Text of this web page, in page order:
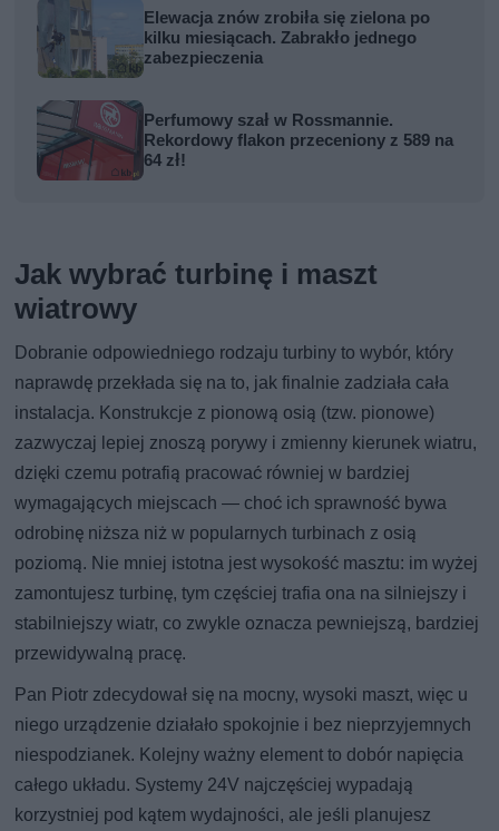
Elewacja znów zrobiła się zielona po
kilku miesiącach. Zabrakło jednego
zabezpieczenia
Perfumowy szał w Rossmannie.
Rekordowy flakon przeceniony z 589 na
64 zł!
Jak wybrać turbinę i maszt
wiatrowy
Dobranie odpowiedniego rodzaju turbiny to wybór, który
naprawdę przekłada się na to, jak finalnie zadziała cała
instalacja. Konstrukcje z pionową osią (tzw. pionowe)
zazwyczaj lepiej znoszą porywy i zmienny kierunek wiatru,
dzięki czemu potrafią pracować równiej w bardziej
wymagających miejscach — choć ich sprawność bywa
odrobinę niższa niż w popularnych turbinach z osią
poziomą. Nie mniej istotna jest wysokość masztu: im wyżej
zamontujesz turbinę, tym częściej trafia ona na silniejszy i
stabilniejszy wiatr, co zwykle oznacza pewniejszą, bardziej
przewidywalną pracę.
Pan Piotr zdecydował się na mocny, wysoki maszt, więc u
niego urządzenie działało spokojnie i bez nieprzyjemnych
niespodzianek. Kolejny ważny element to dobór napięcia
całego układu. Systemy 24V najczęściej wypadają
korzystniej pod kątem wydajności, ale jeśli planujesz